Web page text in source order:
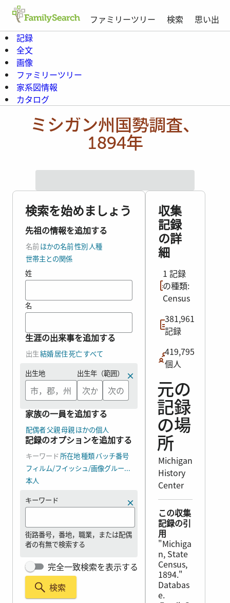
ファミリーツリー 検索
思い出
記録
全文
画像
ファミリーツリー
家系図情報
カタログ
ミシガン州国勢調査、
1894年
検索を始めましょう
先祖の情報を追加する
名前ほかの名前性別人種
世帯主との関係
姓
名
生涯の出来事を追加する
出生結婚居住死亡すべて
出生地
出生年（範囲）
家族の一員を追加する
配偶者父親母親ほかの個人
記録のオプションを追加する
キーワード所在地種類バッチ番号
フィルム/フイッシュ/画像グループ番号（DGS）
本人
キーワード
街路番号，番地，職業，または配偶
者の有無で検索する
完全一致検索を表示する
検索
収集
記録
の詳
細
1 記録
の種類:
Census
381,961
記録
419,795
個人
元の
記録
の場
所
Michigan
History
Center
この収集
記録の引
用
"Michiga
n, State
Census,
1894."
Databas
e.